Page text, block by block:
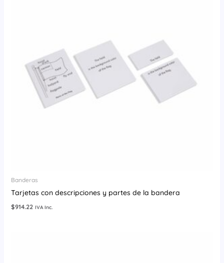
Banderas
Tarjetas con descripciones y partes de la bandera
$914.22 IVA Inc.